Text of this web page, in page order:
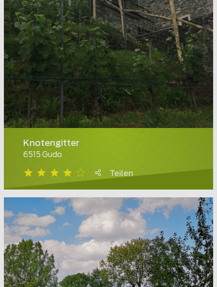
Knotengitter
6515 Gudo
Teilen